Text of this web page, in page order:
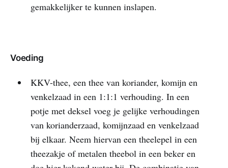
gemakkelijker te kunnen inslapen.
Voeding
KKV-thee, een thee van koriander, komijn en
venkelzaad in een 1:1:1 verhouding. In een
potje met deksel voeg je gelijke verhoudingen
van korianderzaad, komijnzaad en venkelzaad
bij elkaar. Neem hiervan een theelepel in een
theezakje of metalen theebol in een beker en